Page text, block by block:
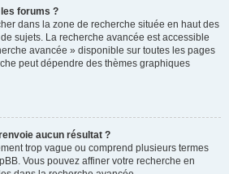
forums ?
dans la zone de recherche située en haut des
sujets. La recherche avancée est accessible
avancée » disponible sur toutes les pages
peut dépendre des thèmes graphiques
aucun résultat ?
trop vague ou comprend plusieurs termes
Vous pouvez affiner votre recherche en